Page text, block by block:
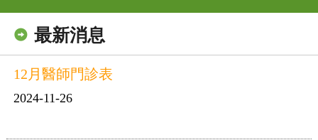
最新消息
12月醫師門診表
2024-11-26